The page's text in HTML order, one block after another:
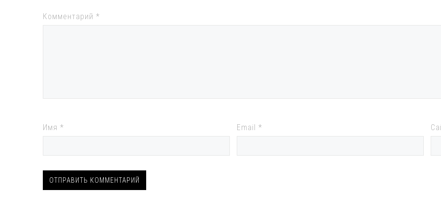
Комментарий *
Имя * Email *